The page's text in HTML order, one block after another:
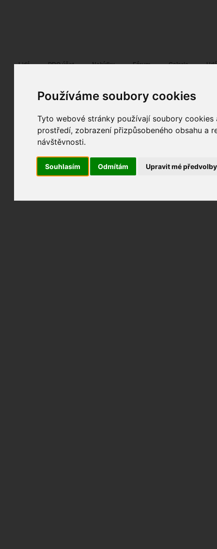
Používáme soubory cookies
Tyto webové stránky používají soubory
prostředí, zobrazení přizpůsobeného obsahu a
návštěvnosti.
Souhlasím Odmítám Upravit mé předvolby
Lidé PRO účet Nabídky Fórum Galerie
Mil4nek 12:11 portrét
Beauty in pink :-)
fotografováno fotky autora